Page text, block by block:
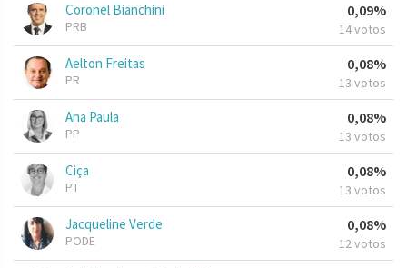
Coronel Bianchini
PRB
0,09%
14 votos
Aelton Freitas
PR
0,08%
13 votos
Ana Paula
PP
0,08%
13 votos
Ciça
PT
0,08%
13 votos
Jacqueline Verde
PODE
0,08%
12 votos